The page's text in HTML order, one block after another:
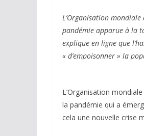
L’Organisation
pandémie apparue à la
explique en ligne que
« d’empoisonner » la
L’Organisation
la pandémie qui a
cela une nouvelle crise